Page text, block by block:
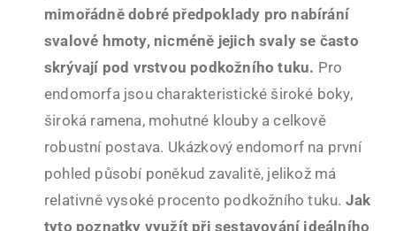
mimořádně dobré předpoklady pro nabírání
svalové hmoty, nicméně jejich svaly se často
skrývají pod vrstvou podkožního tuku. Pro
endomorfa jsou charakteristické široké boky,
široká ramena, mohutné klouby a celkově
robustní postava. Ukázkový endomorf na první
pohled působí poněkud zavalitě, jelikož má
relativně vysoké procento podkožního tuku. Jak
tyto poznatky využít při sestavování ideálního